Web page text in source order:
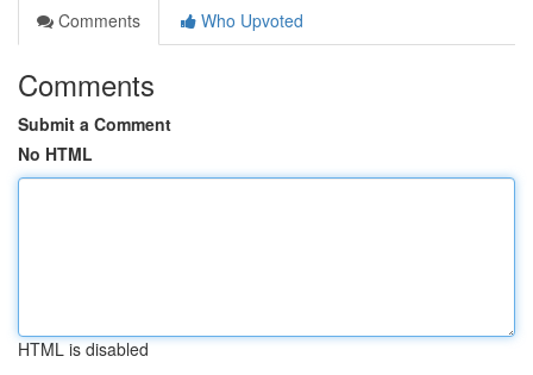
Comments
Who Upvoted
Comments
Submit a Comment
No HTML
HTML is disabled